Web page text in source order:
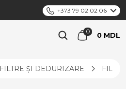
+373 79 02 02 06
0 MDL
FILTRE ȘI DEDURIZARE